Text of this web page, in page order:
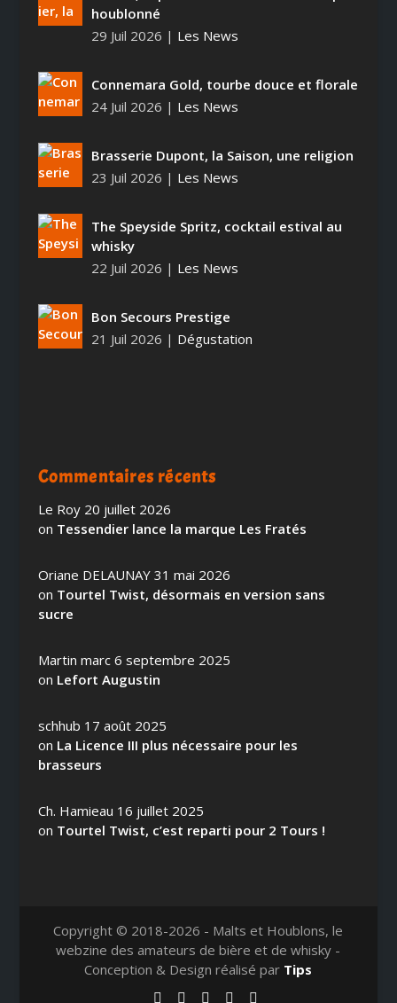
houblonné
29 Juil 2026 | Les News
Connemara Gold, tourbe douce et florale
24 Juil 2026 | Les News
Brasserie Dupont, la Saison, une religion
23 Juil 2026 | Les News
The Speyside Spritz, cocktail estival au
whisky
22 Juil 2026 | Les News
Bon Secours Prestige
21 Juil 2026 | Dégustation
Commentaires récents
Le Roy 20 juillet 2026
on Tessendier lance la marque Les Fratés
Oriane DELAUNAY 31 mai 2026
on Tourtel Twist, désormais en version sans
sucre
Martin marc 6 septembre 2025
on Lefort Augustin
schhub 17 août 2025
on La Licence III plus nécessaire pour les
brasseurs
Ch. Hamieau 16 juillet 2025
on Tourtel Twist, c’est reparti pour 2 Tours !
Copyright © 2018-2026 - Malts et Houblons, le
webzine des amateurs de bière et de whisky -
Conception & Design réalisé par Tips